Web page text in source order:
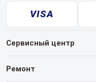
VISA
Сервисный центр
О нашем сервисе
Ремонт